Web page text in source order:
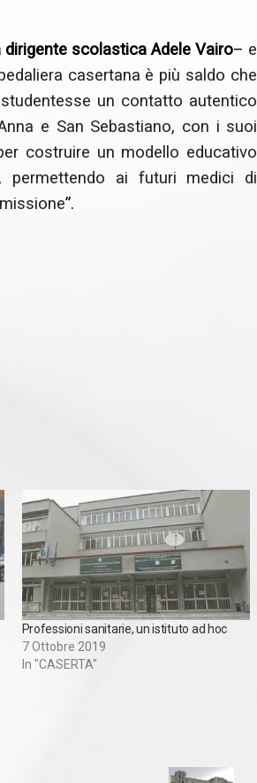
dirigente scolastica Adele Vairo– e
casertana è più saldo che
un contatto autentico
e San Sebastiano, con i suoi
costruire un modello educativo
permettendo ai futuri medici di
”.
Professioni sanitarie, un istituto ad hoc
7 Ottobre 2019
In "CASERTA"